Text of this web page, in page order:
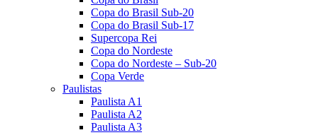
Copa do Brasil Sub-20
Copa do Brasil Sub-17
Supercopa Rei
Copa do Nordeste
Copa do Nordeste – Sub-20
Copa Verde
Paulistas
Paulista A1
Paulista A2
Paulista A3